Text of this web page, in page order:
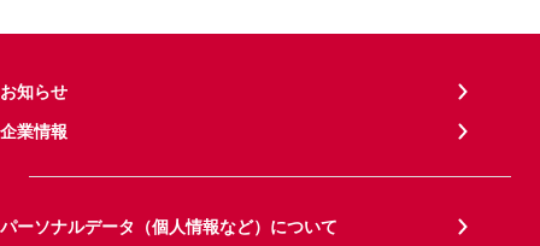
お知らせ
企業情報
パーソナルデータ（個人情報など）について